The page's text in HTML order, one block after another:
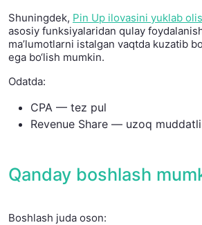
Shuningdek, Pin Up ilovasini yuklab
asosiy funksiyalaridan qulay
ma’lumotlarni istalgan vaqtda kuzatib
ega bo‘lish mumkin.
Odatda:
CPA — tez pul
Revenue Share — uzoq
Qanday boshlash
Boshlash juda oson: